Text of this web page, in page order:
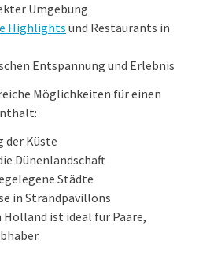
Umgebung
Highlights und Restaurants in
Entspannung und Erlebnis
Möglichkeiten für einen
der Küste
Dünenlandschaft
Städte
in Strandpavillons
Holland ist ideal für Paare,